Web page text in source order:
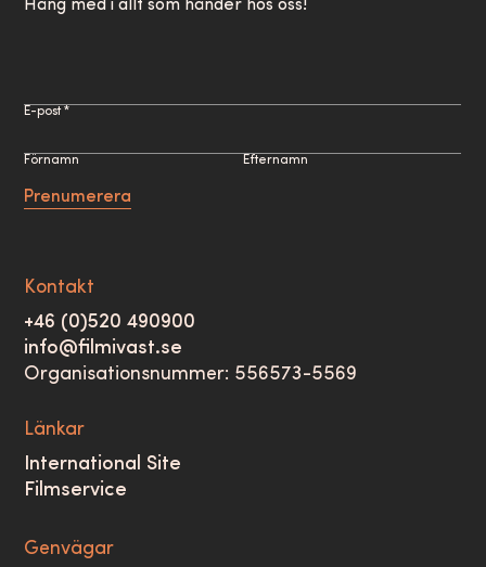
Häng med i allt som händer hos oss!
E-post *
Förnamn Efternamn
Prenumerera
Kontakt
+46 (0)520 490900
info@filmivast.se
Organisationsnummer: 556573-5569
Länkar
International Site
Filmservice
Genvägar